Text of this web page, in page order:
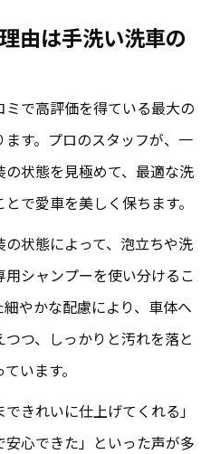
する丁寧な仕上がりの違
洗い洗車が成田市でおす
感を得る選び方の秘訣
手洗い洗車の満足ポイン
る手洗い洗車の満足基準
由は手洗い洗車の
で高評価を得ている最大の
す。プロのスタッフが、一
状態を見極めて、最適な洗
で愛車を美しく保ちます。
状態によって、泡立ちや洗
シャンプーを使い分けるこ
やかな配慮により、車体へ
つ、しっかりと汚れを落と
います。
きれいに仕上げてくれる」
安心できた」といった声が多